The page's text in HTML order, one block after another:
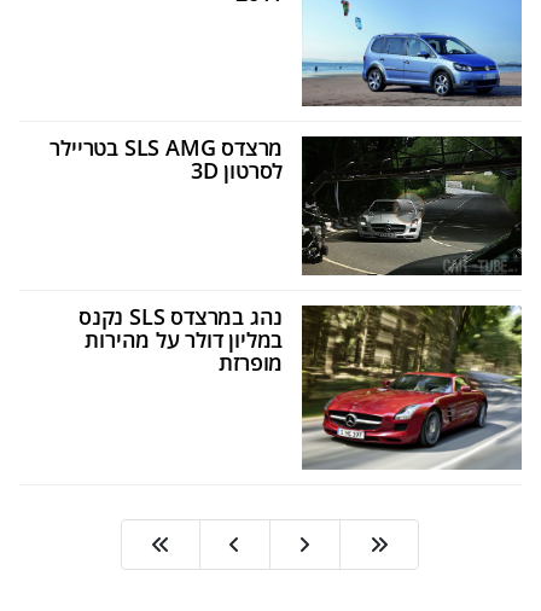
מרצדס SLS AMG בטריילר
לסרטון 3D
נהג במרצדס SLS נקנס
במליון דולר על מהירות
מופרזת